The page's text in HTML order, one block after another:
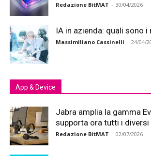
Redazione BitMAT - 30/04/2026
IA in azienda: quali sono i
Massimiliano Cassinelli - 24/04/
App & Device
Jabra amplia la gamma
supporta ora tutti i
Redazione BitMAT - 02/07/2026